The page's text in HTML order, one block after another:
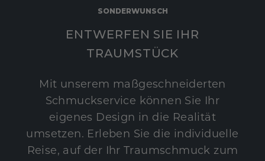
SONDERWUNSCH
ENTWERFEN SIE IHR
TRAUMSTÜCK
Mit unserem maßgeschneiderten
Schmuckservice können Sie Ihr
eigenes Design in die Realität
umsetzen. Erleben Sie die individuelle
Reise, auf der Ihr Traumschmuck zum